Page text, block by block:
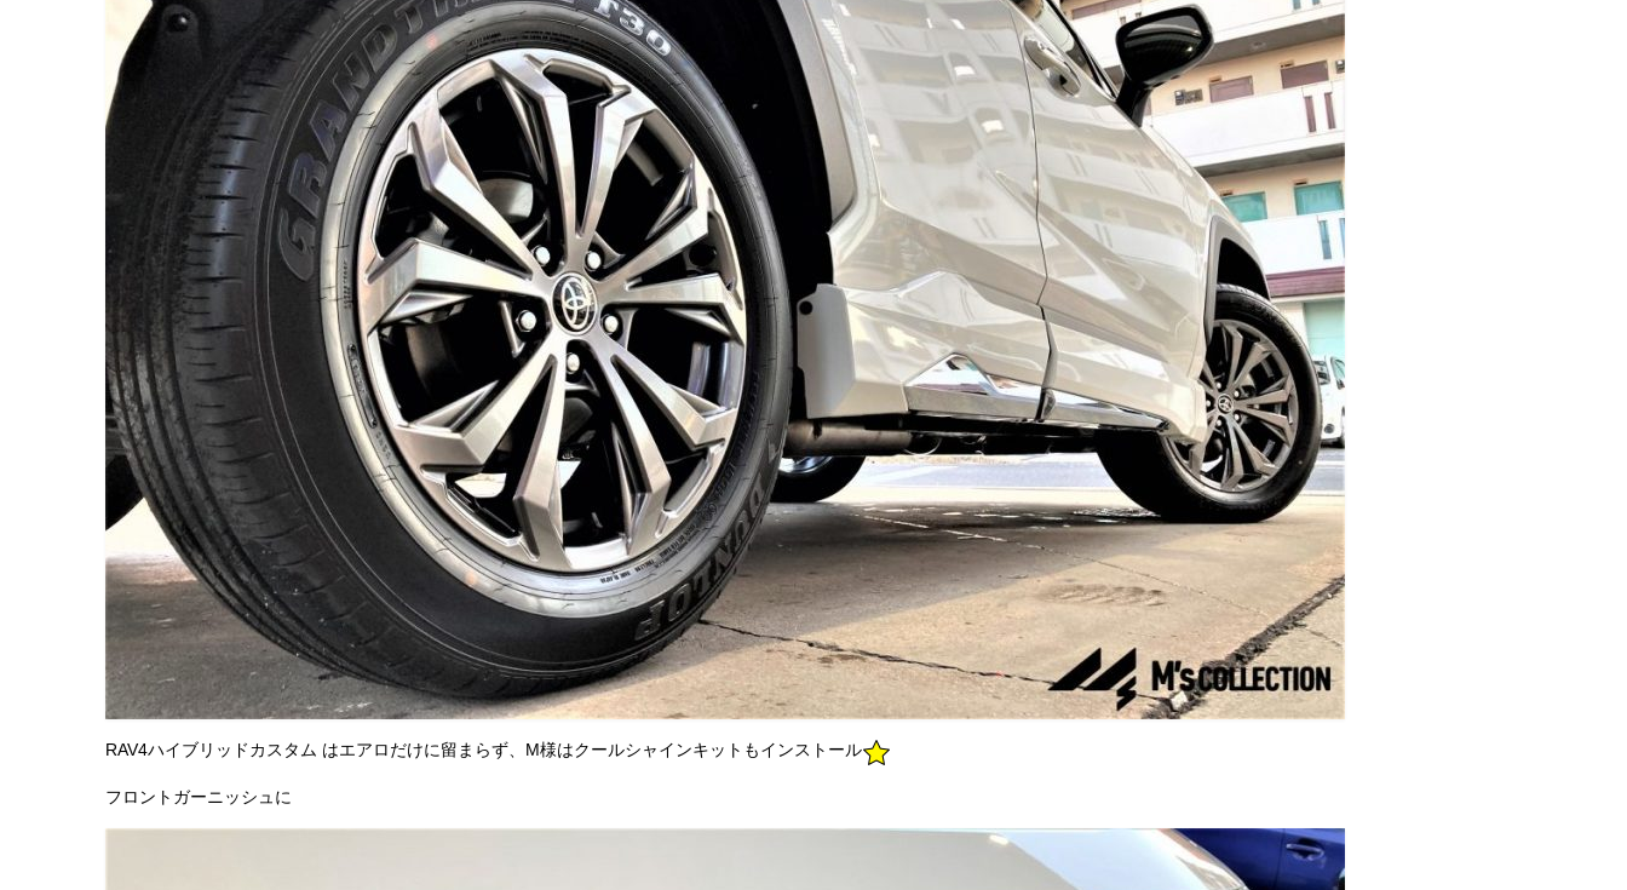
RAV4ハイブリッドカスタム はエアロだけに留まらず、M様はクールシャインキットもインストール
フロントガーニッシュに